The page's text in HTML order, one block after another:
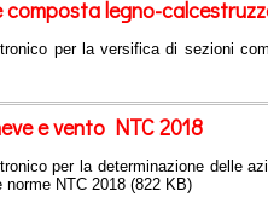
composta legno-
per la versifica di sezioni
e vento NTC 2018
per la determinazione delle
norme NTC 2018 (822 KB)